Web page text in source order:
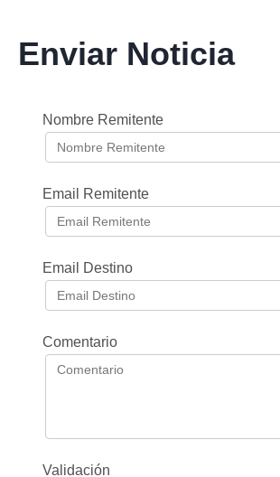
Enviar Noticia
Nombre Remitente
Email Remitente
Email Destino
Comentario
Validación